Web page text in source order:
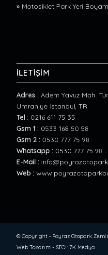
» Motosiklet Park Yeri
İLETİŞİM
Adres : Adem Yavuz Mah.
Ümraniye İstanbul, TR
Tel : 0216 611 75 35
Gsm 1 : 0533 168 50 58
Gsm 2 : 0530 777 75 98
Whatsapp : 0530 777 75 98
E-Mail :
Web :
© Copyright - Poyraz Otopark
Web Tasarım - SEO: 7K Medya